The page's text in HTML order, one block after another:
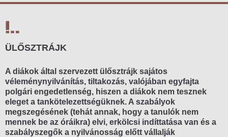
a tüntetésedet?
Mit vihetsz magaddal egy tüntetésre és
mit nem?
Tüntetés közben
A szervező feladatai
A résztvevők jogai és kötelezettségei
A rendőrség feladatai
ÜLŐSZTRÁJK
A diákok által szervezett ülősztrájk sajátos
véleménynyilvánítás, tiltakozás, valójában egyfajta
polgári engedetlenség, hiszen a diákok nem tesznek
eleget a tankötelezettségüknek. A szabályok
megszegésének (tehát annak, hogy a tanulók nem
mennek be az óráikra) elvi, erkölcsi indíttatása van és a
szabályszegők a nyilvánosság előtt vállalják